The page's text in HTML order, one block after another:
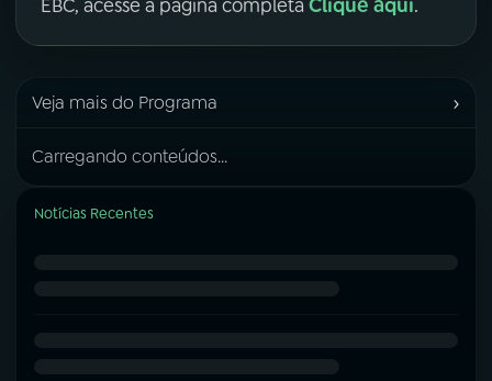
EBC, acesse a página completa Clique aqui.
Veja mais do Programa ›
Carregando conteúdos...
Notícias Recentes